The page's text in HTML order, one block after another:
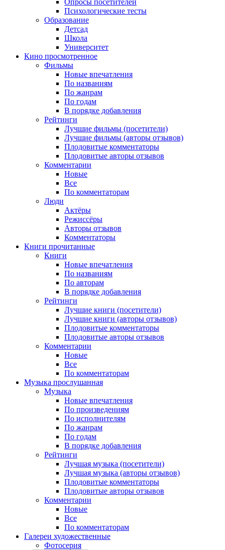
Психологические тесты
Образование
Детсад
Школа
Университет
Кино просмотренное
Фильмы
Новые впечатления
По названиям
По жанрам
По годам
В порядке добавления
Рейтинги
Лучшие фильмы (посетители)
Лучшие фильмы (авторы отзывов)
Плодовитые комментаторы
Плодовитые авторы отзывов
Комментарии
Новые
Все
По комментаторам
Люди
Актёры
Режиссёры
Авторы отзывов
Комментаторы
Книги прочитанные
Книги
Новые впечатления
По названиям
По авторам
В порядке добавления
Рейтинги
Лучшие книги (посетители)
Лучшие книги (авторы отзывов)
Плодовитые комментаторы
Плодовитые авторы отзывов
Комментарии
Новые
Все
По комментаторам
Музыка прослушанная
Музыка
Новые впечатления
По произведениям
По исполнителям
По жанрам
По годам
В порядке добавления
Рейтинги
Лучшая музыка (посетители)
Лучшая музыка (авторы отзывов)
Плодовитые комментаторы
Плодовитые авторы отзывов
Комментарии
Новые
Все
По комментаторам
Галереи художественные
Фотосерия